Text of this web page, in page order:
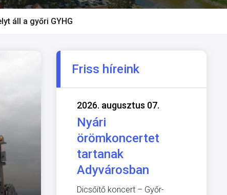
áll a győri GYHG
Friss híreink
2026. augusztus 07.
Nyári
örömkoncertet
tartanak
Adyvárosban
Dicsőítő koncert – Győr-